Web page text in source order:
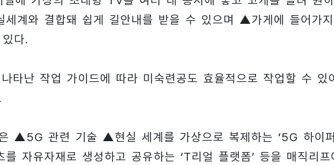
계와 결합돼 쉽게 길안내를 받을 수 있으며 ▲가게에 들어가
다.
타난 작업 가이드에 따라 미숙련공도 효율적으로 작업할 수 있
▲5G 관련 기술 ▲현실 세계를 가상으로 복제하는 ‘5G 하이퍼
자유자재로 생성하고 공유하는 ‘T리얼 플랫폼’ 등을 매직리프